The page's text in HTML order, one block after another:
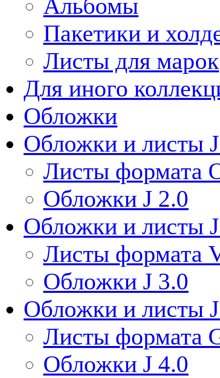
Альбомы
Пакетики и
Листы для марок
Для иного
Обложки
Обложки и листы
Листы формата
Обложки J 2.0
Обложки и листы
Листы формата
Обложки J 3.0
Обложки и листы
Листы формата
Обложки J 4.0